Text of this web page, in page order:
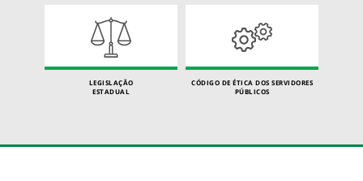
LEGISLAÇÃO
ESTADUAL
CÓDIGO DE ÉTICA DOS SERVIDORES
PÚBLICOS